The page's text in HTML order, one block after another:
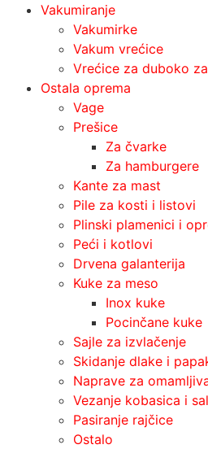
Vakumiranje
Vakumirke
Vakum vrećice
Vrećice za duboko
Ostala oprema
Vage
Prešice
Za čvarke
Za hamburgere
Kante za mast
Pile za kosti i listovi
Plinski plamenici i
Peći i kotlovi
Drvena galanterija
Kuke za meso
Inox kuke
Pocinčane kuke
Sajle za izvlačenje
Skidanje dlake i
Naprave za
Vezanje kobasica i
Pasiranje rajčice
Ostalo